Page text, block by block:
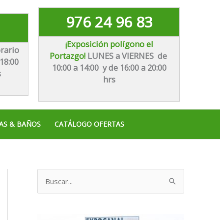
976 24 96 83
¡Exposición polígono el
Portazgo! LUNES a VIERNES de
10:00 a 14:00 y de 16:00 a 20:00
hrs
& BAÑOS CATÁLOGO OFERTAS
u